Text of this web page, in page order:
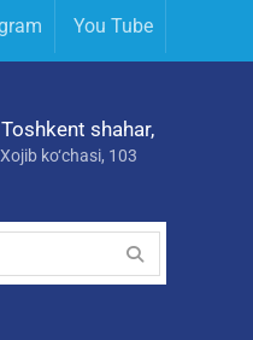
You Tube
shahar,
ko‘chasi, 103